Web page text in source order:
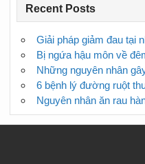
Recent Posts
Giải pháp giảm đau tại
Bị ngứa hậu môn về
Những nguyên nhân
6 bệnh lý đường ruột
Nguyên nhân ăn rau